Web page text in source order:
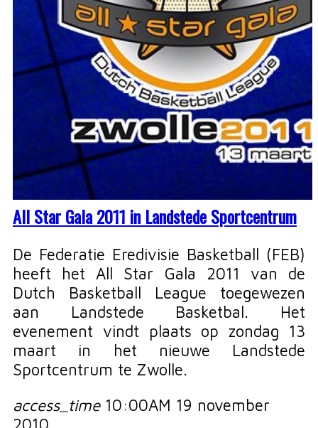
All Star Gala 2011 in Landstede Sportcentrum
De Federatie Eredivisie Basketball (FEB)
heeft het All Star Gala 2011 van de
Dutch Basketball League toegewezen
aan Landstede Basketbal. Het
evenement vindt plaats op zondag 13
maart in het nieuwe Landstede
Sportcentrum te Zwolle.
access_time 10:00AM 19 november
2010